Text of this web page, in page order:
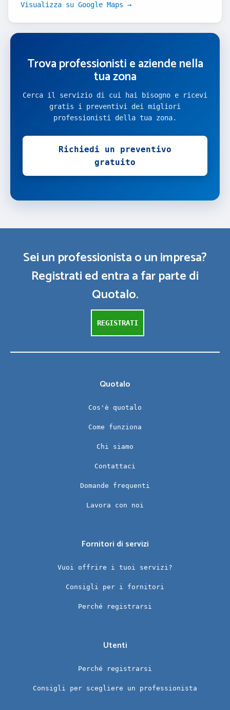
Visualizza su Google Maps →
Trova professionisti e aziende nella
tua zona
Cerca il servizio di cui hai bisogno e ricevi
gratis i preventivi dei migliori
professionisti della tua zona.
Richiedi un preventivo
gratuito
Sei un professionista o un impresa?
Registrati ed entra a far parte di
Quotalo.
REGISTRATI
Quotalo
Cos'è quotalo
Come funziona
Chi siamo
Contattaci
Domande frequenti
Lavora con noi
Fornitori di servizi
Vuoi offrire i tuoi servizi?
Consigli per i fornitori
Perché registrarsi
Utenti
Perché registrarsi
Consigli per scegliere un professionista